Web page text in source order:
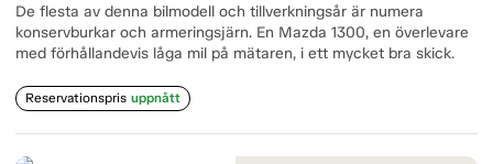
De flesta av denna bilmodell och tillverkningsår är numera
konservburkar och armeringsjärn. En Mazda 1300, en överlevare
med förhållandevis låga mil på mätaren, i ett mycket bra skick.
Reservationspris uppnått